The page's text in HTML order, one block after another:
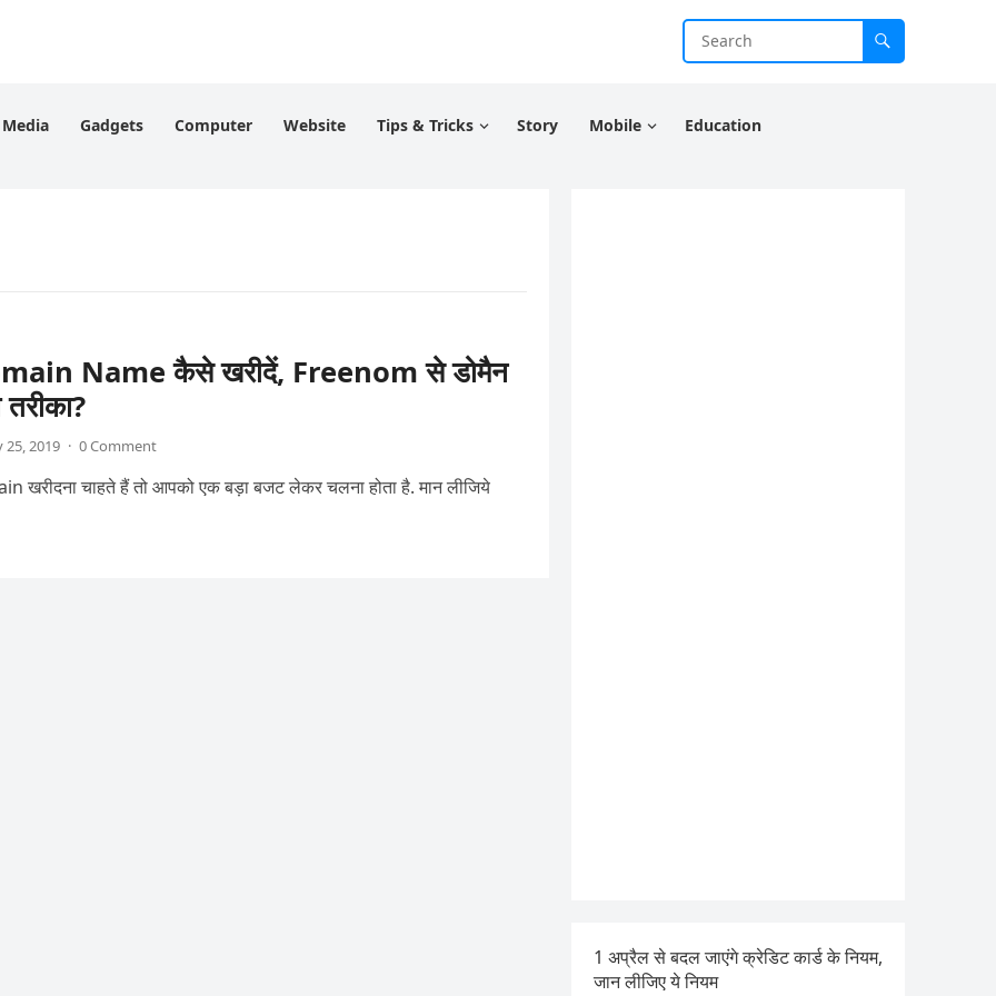
Gadgets Computer Website Tips & Tricks Story Mobile Education
Name कैसे खरीदें, Freenom से डोमैन
25, 2019 · 0 Comment
खरीदना चाहते हैं तो आपको एक बड़ा बजट लेकर चलना होता है. मान लीजिये
1 अप्रैल से बदल जाएंगे क्रेडिट कार्ड के नियम,
जान लीजिए ये नियम